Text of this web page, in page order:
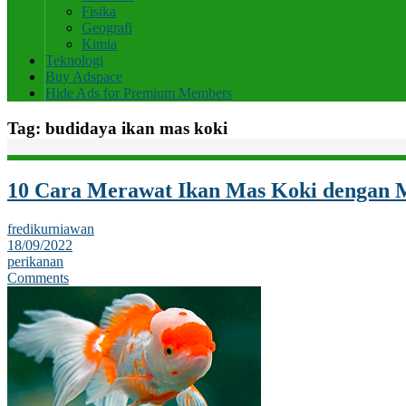
Fisika
Geografi
Kimia
Teknologi
Buy Adspace
Hide Ads for Premium Members
Tag: budidaya ikan mas koki
10 Cara Merawat Ikan Mas Koki dengan
fredikurniawan
18/09/2022
perikanan
Comments